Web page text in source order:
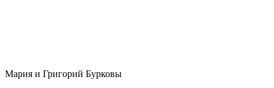
Мария и Григорий Бурковы